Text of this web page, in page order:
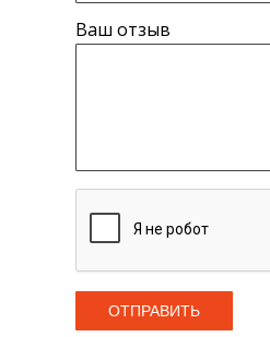
Ваш отзыв